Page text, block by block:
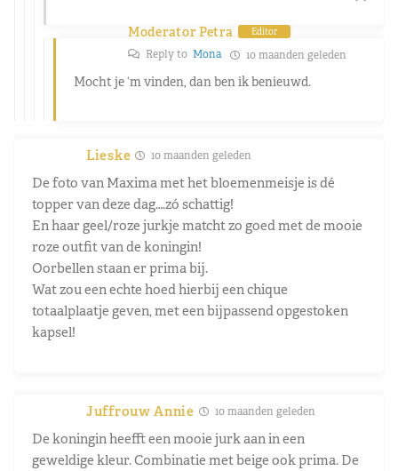
Moderator Petra Editor
Reply to Mona 10 maanden geleden
Mocht je ‘m vinden, dan ben ik benieuwd.
Lieske 10 maanden geleden
De foto van Maxima met het bloemenmeisje is dé
topper van deze dag….zó schattig!
En haar geel/roze jurkje matcht zo goed met de mooie
roze outfit van de koningin!
Oorbellen staan er prima bij.
Wat zou een echte hoed hierbij een chique
totaalplaatje geven, met een bijpassend opgestoken
kapsel!
Juffrouw Annie 10 maanden geleden
De koningin heefft een mooie jurk aan in een
geweldige kleur. Combinatie met beige ook prima. De